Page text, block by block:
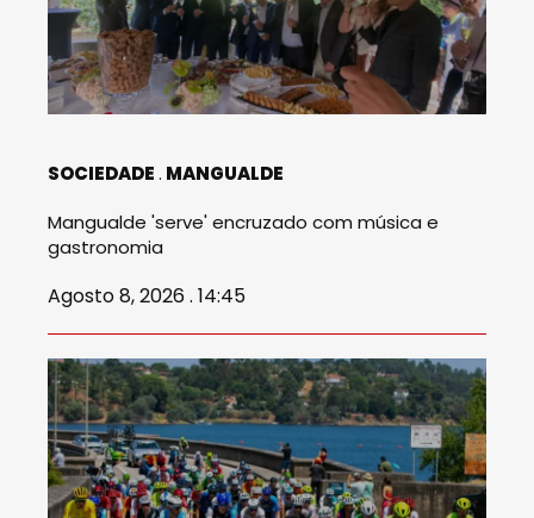
SOCIEDADE MANGUALDE
Mangualde 'serve' encruzado com música e
gastronomia
Agosto 8, 2026 . 14:45